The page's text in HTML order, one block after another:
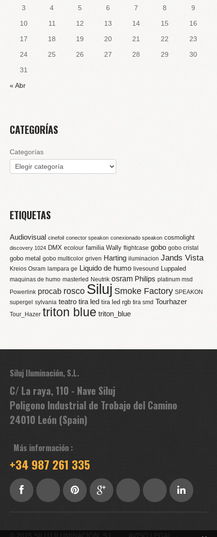
« Abr
3
4 5 6 7 8
9
10
11 12 13 14 15
16
17
18 19 20 21 22
23
24
25 26 27 28 29
30
31
CATEGORÍAS
Categorías
ETIQUETAS
Audiovisual cinefoil conector speakon conexionado speakon cosmolight
discovery 1024 DMX ecolour familia Wally flightcase gobo gobo cristal
gobo metal gobo multicolor griven Harting iluminacion Jands Vista
Kreios Osram lampara ge Liquido de humo livesound Luppaled
maquinas de humo masterled Neutrik osram Philips platinum msd
Powerlink procab rosco Siluj Smoke Factory SPEAKON
supergel sylvania teatro tira led tira led rgb tira smd Tourhazer
Tour_Hazer triton blue triton_blue
Siluj Iluminación, S.L.
C/ La raya, 110 - Nave Siluj
Poligono Industrial de Trobajo del Camino
24010 León (Spain)
Más información :
+34 987 261 335
AVISO LEGAL